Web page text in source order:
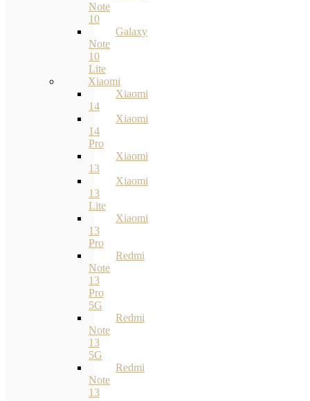
Note
10
Galaxy
Note
10
Lite
Xiaomi
Xiaomi
14
Xiaomi
14
Pro
Xiaomi
13
Xiaomi
13
Lite
Xiaomi
13
Pro
Redmi
Note
13
Pro
5G
Redmi
Note
13
5G
Redmi
Note
13